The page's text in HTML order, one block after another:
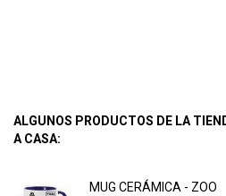
ALGUNOS PRODUCTOS DE LA
A CASA:
MUG CERÁMICA - ZOO